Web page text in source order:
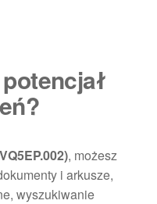
, możesz
i arkusze,
wyszukiwanie